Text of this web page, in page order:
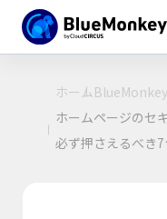
ホーム
ホームページのセ
必ず押さえるべき